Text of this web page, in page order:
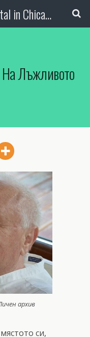
The Bulgarian Media Portal in Chicago
Лъжливото
архив
си,